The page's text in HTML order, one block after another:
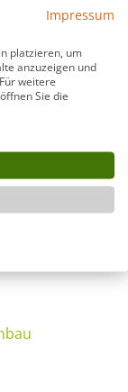
55,00 €
i 79,00 €
Impressum
platzieren, um
anzuzeigen und
weitere
Sie die